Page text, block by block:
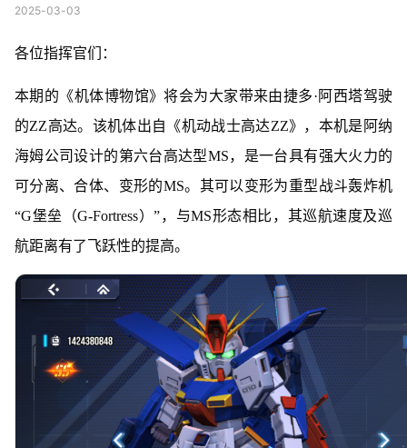
2025-03-03
各位指挥官们：
本期的《机体博物馆》将会为大家带来由捷多·阿西塔驾驶
的ZZ高达。该机体出自《机动战士高达ZZ》，本机是阿纳
海姆公司设计的第六台高达型MS，是一台具有强大火力的
可分离、合体、变形的MS。其可以变形为重型战斗轰炸机
“G堡垒（G-Fortress）”，与MS形态相比，其巡航速度及巡
航距离有了飞跃性的提高。